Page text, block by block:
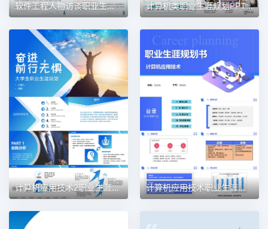
软件工程人物访谈职业生涯规划PPT模板 计算机类职业生涯规划PPT模板
计算机应用技术2职业生涯规划PPT模板 计算机应用技术职业生涯规划PPT模板